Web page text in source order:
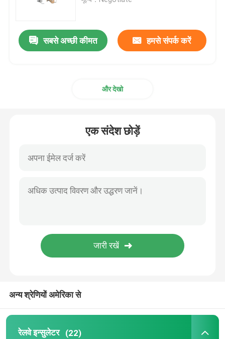
इन्सुलेटर फिटिंग
इपॉक्सी फाइबरग्लास रॉड
फ़्यूज़ कट आउट
अछूता मचान
सबसे अच्छी कीमत हमसे संपर्क करें
और देखो
एक संदेश छोड़ें
अन्य श्रेणियों अमेरिका से
रेलवे इन्सुलेटर (22)